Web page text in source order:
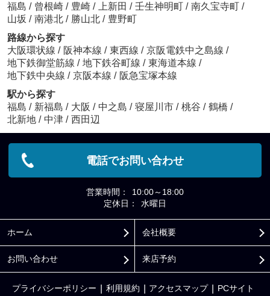
福島 / 曾根崎 / 豊崎 / 上新田 / 壬生神明町 / 南久宝寺町 /
山坂 / 南港北 / 勝山北 / 豊野町
路線から探す
大阪環状線 / 阪神本線 / 東西線 / 京阪電鉄中之島線 /
地下鉄御堂筋線 / 地下鉄谷町線 / 東海道本線 /
地下鉄中央線 / 京阪本線 / 阪急宝塚本線
駅から探す
福島 / 新福島 / 大阪 / 中之島 / 寝屋川市 / 桃谷 / 鶴橋 /
北新地 / 中津 / 西田辺
電話でお問い合わせ
営業時間：
10:00～18:00
定休日：
水曜日
ホーム 会社概要
お問い合わせ 来店予約
プライバシーポリシー 利用規約 アクセスマップ PCサイト